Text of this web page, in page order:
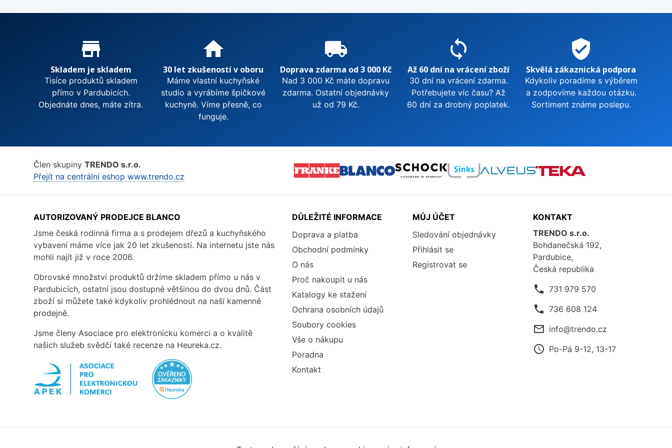
Proč nakupovat u nás?
store_mall_directory
Skladem je skladem
Tisíce produktů skladem
přímo v Pardubicích.
Objednáte dnes, máte zítra.
home
30 let zkušeností v oboru
Máme vlastní kuchyňské
studio a vyrábíme špičkové
kuchyně. Víme přesně, co
funguje.
local_shipping
Doprava zdarma od 3 000 Kč
Nad 3 000 Kč máte dopravu
zdarma. Ostatní objednávky
už od 79 Kč.
sync
Až 60 dní na vrácení zboží
30 dní na vrácení zdarma.
Potřebujete víc času? Až
60 dní za drobný poplatek.
verified_user
Skvělá zákaznická podpora
Kdykoliv poradíme s výběrem
a zodpovíme každou otázku.
Sortiment známe poslepu.
Člen skupiny TRENDO s.r.o.
Přejít na centrální eshop www.trendo.cz
AUTORIZOVANÝ PRODEJCE BLANCO
Jsme česká rodinná firma a s prodejem dřezů a kuchyňského
vybavení máme více jak 20 let zkušeností. Na internetu jste nás
mohli najít již v roce 2006.
Obrovské množství produktů držíme skladem přímo u nás v
Pardubicích, ostatní jsou dostupné většinou do dvou dnů. Část
zboží si můžete také kdykoliv prohlédnout na naší kamenné
prodejně.
Jsme členy Asociace pro elektronicku komerci a o kvalitě
našich služeb svědčí také recenze na Heureka.cz.
DŮLEŽITÉ INFORMACE
Doprava a platba
Obchodní podmínky
O nás
Proč nakoupit u nás
Katalogy ke stažení
Ochrana osobních údajů
Soubory cookies
Vše o nákupu
Poradna
Kontakt
MŮJ ÚČET
Sledování objednávky
Přihlásit se
Registrovat se
KONTAKT
TRENDO s.r.o.
Bohdanečská 192,
Pardubice,
Česká republika
phone 731 979 570
phone 736 608 124
mail_outline info@trendo.cz
access_time Po-Pá 9-12, 13-17